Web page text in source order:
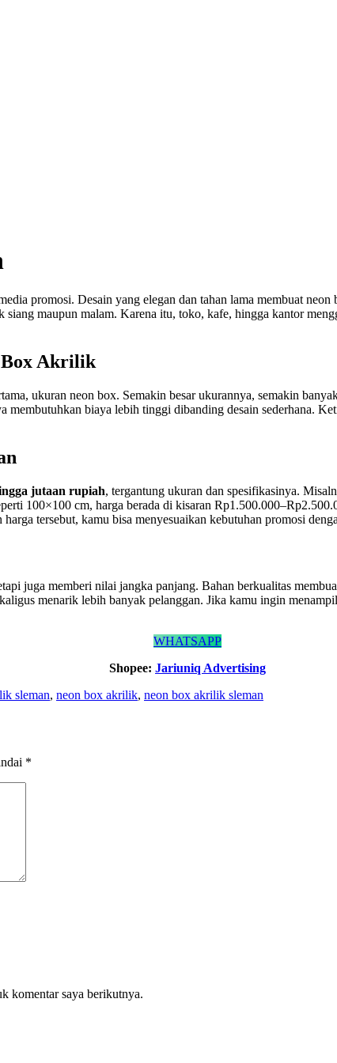
promosi. Desain yang elegan dan tahan lama membuat
maupun malam. Karena itu, toko, kafe, hingga kantor
Box Akrilik
ukuran neon box. Semakin besar ukurannya, semakin
membutuhkan biaya lebih tinggi dibanding desain sederhana.
jutaan rupiah, tergantung ukuran dan spesifikasinya.
100×100 cm, harga berada di kisaran
tersebut, kamu bisa menyesuaikan kebutuhan promosi
juga memberi nilai jangka panjang. Bahan berkualitas
menarik lebih banyak pelanggan. Jika kamu ingin
WHATSAPP
Shopee: Jariuniq Advertising
sleman, neon box akrilik, neon box akrilik sleman
*
komentar saya berikutnya.